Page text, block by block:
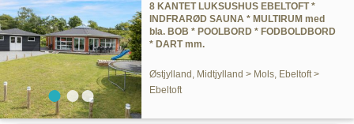
8 KANTET LUKSUSHUS EBELTOFT *
INDFRARØD SAUNA * MULTIRUM med
bla. BOB * POOLBORD * FODBOLDBORD
* DART mm.
Østjylland, Midtjylland > Mols, Ebeltoft >
Ebeltoft